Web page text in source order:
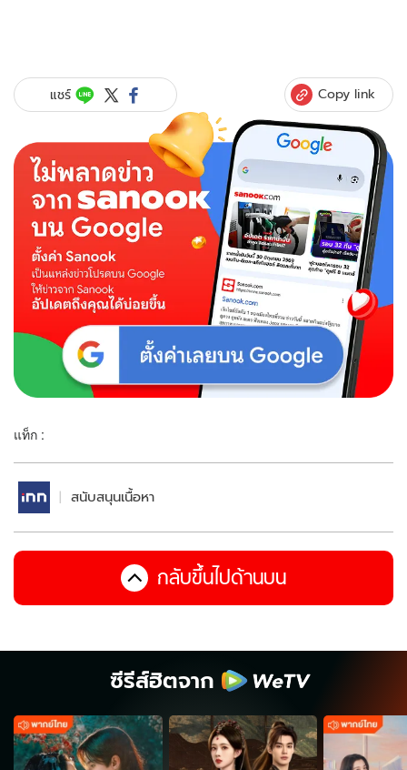
แชร์ Copy link
แท็ก :
สนับสนุนเนื้อหา
กลับขึ้นไปด้านบน
ซีรีส์ฮิตจาก